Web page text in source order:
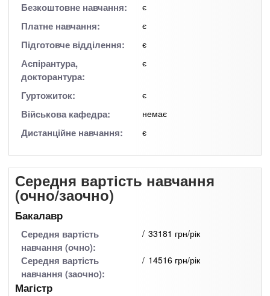
o
Безкоштовне навчання: є
Платне навчання: є
Підготовче відділення: є
Аспірантура,
докторантура:
є
Гуртожиток: є
Військова кафедра: немає
Дистанційне навчання: є
Середня вартість навчання
(очно/заочно)
Бакалавр
Середня вартість
навчання (очно):
33181 грн/рік
Середня вартість
навчання (заочно):
14516 грн/рік
Магістр